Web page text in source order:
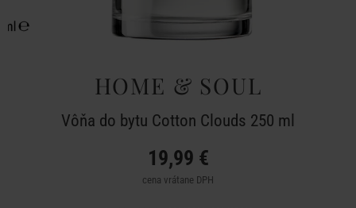
HOME & SOUL
Vôňa do bytu Cotton Clouds 250 ml
19,99 €
cena vrátane DPH